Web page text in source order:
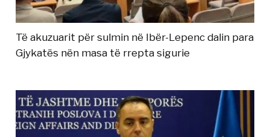
Të akuzuarit për sulmin në Ibër-Lepenc dalin para
Gjykatës nën masa të rrepta sigurie